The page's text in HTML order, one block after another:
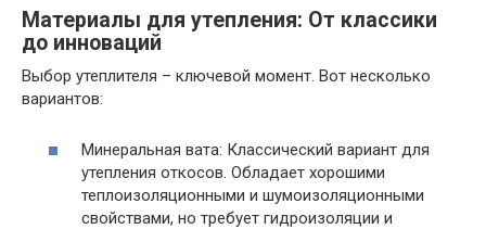
Материалы для утепления: От классики
до инноваций
Выбор утеплителя – ключевой момент. Вот несколько
вариантов:
Минеральная вата: Классический вариант для
утепления откосов. Обладает хорошими
теплоизоляционными и шумоизоляционными
свойствами, но требует гидроизоляции и